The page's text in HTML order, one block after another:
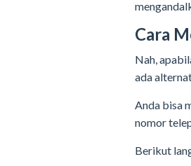
Cara
Nah,
ada
Anda bisa
nomor
Berikut